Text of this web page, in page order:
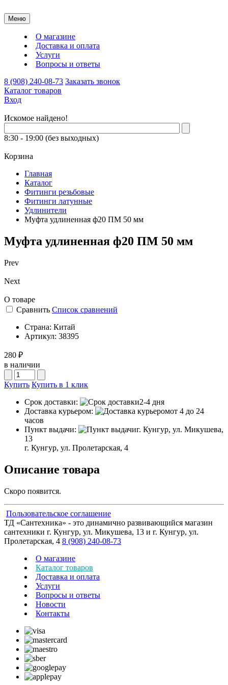
Меню
О магазине
Доставка и оплата
Услуги
Вопросы и ответы
8 (908) 240-08-73 Заказать звонок
Каталог товаров
Вход
Искомое найдено!
8:30 - 19:00 (без выходных)
Корзина
Главная
Каталог
Фитинги резьбовые
Фитинги латунные
Удлинители
Муфта удлиненная ф20 ПМ 50 мм
Муфта удлиненная ф20 ПМ 50 мм
Prev
Next
О товаре
Сравнить Список сравнений
Страна: Китай
Артикул: 38395
280 ₽
в наличии
Купить Купить в 1 клик
Срок доставки:
2-4 дня
Доставка курьером:
от 4 до 24
часов
Пункт выдачи:
г. Кунгур, ул. Микушева,
13
г. Кунгур, ул. Пролетарская, 4
Описание товара
Скоро появится.
Пользовательское соглашение
ТД «Сантехника» - это динамично развивающийся магазин
сантехники г. Кунгур, ул. Микушева, 13 и г. Кунгур, ул.
Пролетарская, 4 8 (908) 240-08-73
О магазине
Каталог товаров
Доставка и оплата
Услуги
Вопросы и ответы
Новости
Контакты